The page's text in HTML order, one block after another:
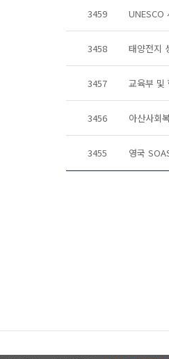
3459 UNESCO
3458 태양전지
3457 교육부 및
3456 아산사회
3455 영국